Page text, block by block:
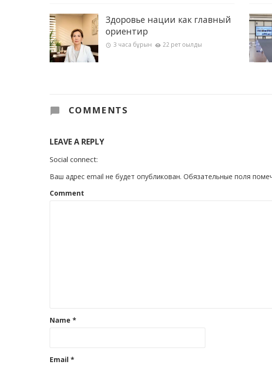
Здоровье нации как главный
ориентир
3 часа бұрын 22 рет оқылды
COMMENTS
LEAVE A REPLY
Social connect:
Ваш адрес email не будет опубликован. Обязательные поля
Comment
Name *
Email *